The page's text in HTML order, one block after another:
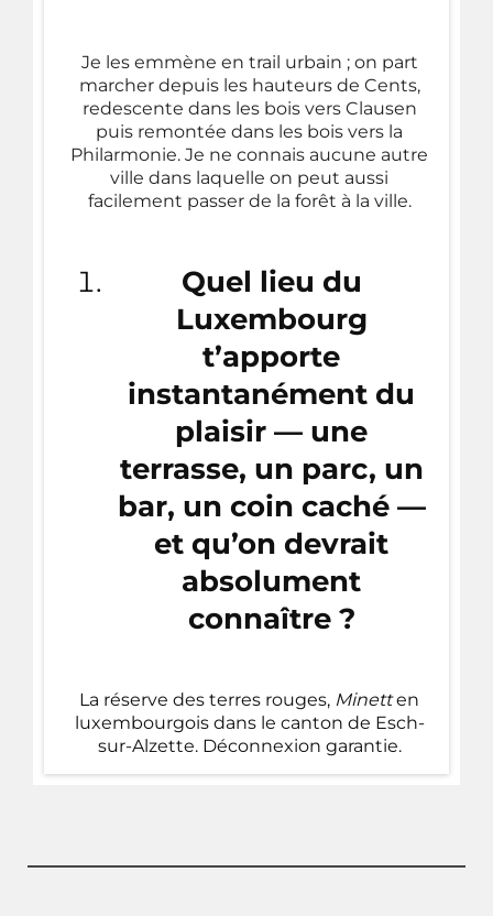
Je les emmène en trail urbain ; on part
marcher depuis les hauteurs de Cents,
redescente dans les bois vers Clausen
puis remontée dans les bois vers la
Philarmonie. Je ne connais aucune autre
ville dans laquelle on peut aussi
facilement passer de la forêt à la ville.
Quel lieu du
Luxembourg
t’apporte
instantanément du
plaisir — une
terrasse, un parc, un
bar, un coin caché —
et qu’on devrait
absolument
connaître ?
La réserve des terres rouges, Minetten
luxembourgois dans le canton de Esch-
sur-Alzette. Déconnexion garantie.